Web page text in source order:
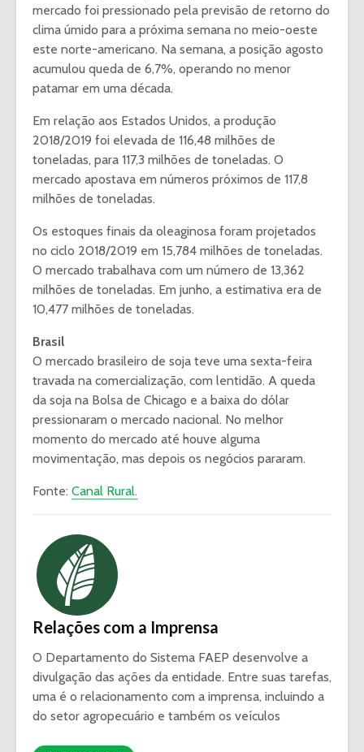
mercado foi pressionado pela previsão de retorno do
clima úmido para a próxima semana no meio-oeste
este norte-americano. Na semana, a posição agosto
acumulou queda de 6,7%, operando no menor
patamar em uma década.
Em relação aos Estados Unidos, a produção
2018/2019 foi elevada de 116,48 milhões de
toneladas, para 117,3 milhões de toneladas. O
mercado apostava em números próximos de 117,8
milhões de toneladas.
Os estoques finais da oleaginosa foram projetados
no ciclo 2018/2019 em 15,784 milhões de toneladas.
O mercado trabalhava com um número de 13,362
milhões de toneladas. Em junho, a estimativa era de
10,477 milhões de toneladas.
Brasil
O mercado brasileiro de soja teve uma sexta-feira
travada na comercialização, com lentidão. A queda
da soja na Bolsa de Chicago e a baixa do dólar
pressionaram o mercado nacional. No melhor
momento do mercado até houve alguma
movimentação, mas depois os negócios pararam.
Fonte: Canal Rural.
Relações com a Imprensa
O Departamento do Sistema FAEP desenvolve a
divulgação das ações da entidade. Entre suas tarefas,
uma é o relacionamento com a imprensa, incluindo a
do setor agropecuário e também os veículos